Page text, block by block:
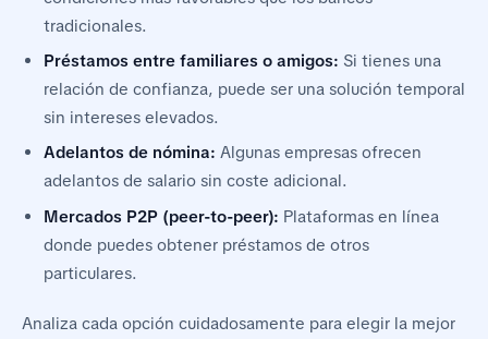
tradicionales.
Préstamos entre familiares o amigos: Si tienes una
relación de confianza, puede ser una solución temporal
sin intereses elevados.
Adelantos de nómina: Algunas empresas ofrecen
adelantos de salario sin coste adicional.
Mercados P2P (peer-to-peer): Plataformas en línea
donde puedes obtener préstamos de otros
particulares.
Analiza cada opción cuidadosamente para elegir la mejor